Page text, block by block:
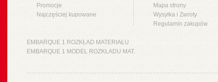
Promocje
Najczęściej kupowane
Mapa strony
Wysyłka i Zwroty
Regulamin zakupów
EMBARQUE 1 ROZKŁAD MATERIAŁU
EMBARQUE 1 MODEL ROZKŁADU MAT.